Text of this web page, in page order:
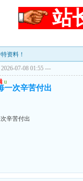
站
资料！
07-08 01:55 ---
u
一次辛苦付出
辛苦付出